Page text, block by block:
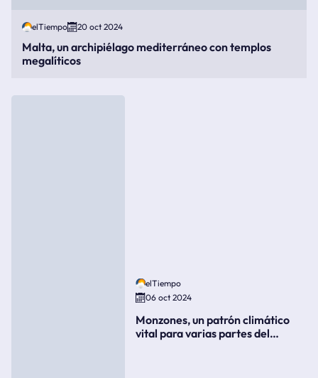
elTiempo 20 oct 2024
Malta, un archipiélago mediterráneo con templos
megalíticos
elTiempo
06 oct 2024
Monzones, un patrón climático
vital para varias partes del